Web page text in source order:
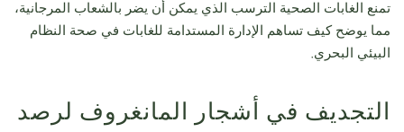
تمنع الغابات الصحية الترسب الذي يمكن أن يضر بالشعاب المرجانية،
مما يوضح كيف تساهم الإدارة المستدامة للغابات في صحة النظام
البيئي البحري.
التجديف في أشجار المانغروف لرصد